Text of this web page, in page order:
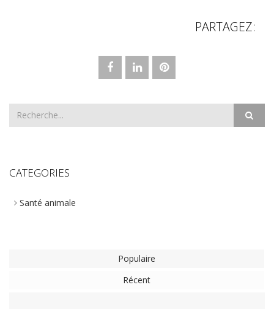
PARTAGEZ:
CATEGORIES
Santé animale
Populaire
Récent